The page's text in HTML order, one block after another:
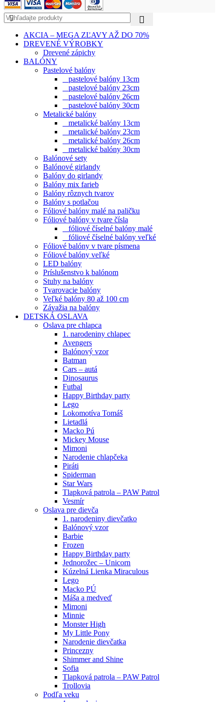
AKCIA – MEGA ZĽAVY AŽ DO 70%
DREVENÉ VÝROBKY
Drevené zápichy
BALÓNY
Pastelové balóny
pastelové balóny 13cm
pastelové balóny 23cm
pastelové balóny 26cm
pastelové balóny 30cm
Metalické balóny
metalické balóny 13cm
metalické balóny 23cm
metalické balóny 26cm
metalické balóny 30cm
Balónové sety
Balónové girlandy
Balóny do girlandy
Balóny mix farieb
Balóny rôznych tvarov
Balóny s potlačou
Fóliové balóny malé na paličku
Fóliové balóny v tvare čísla
fóliové číselné balóny malé
fóliové číselné balóny veľké
Fóliové balóny v tvare písmena
Fóliové balóny veľké
LED balóny
Príslušenstvo k balónom
Stuhy na balóny
Tvarovacie balóny
Veľké balóny 80 až 100 cm
Závažia na balóny
DETSKÁ OSLAVA
Oslava pre chlapca
1. narodeniny chlapec
Avengers
Balónový vzor
Batman
Cars – autá
Dinosaurus
Futbal
Happy Birthday party
Lego
Lokomotíva Tomáš
Lietadlá
Macko Pú
Mickey Mouse
Mimoni
Narodenie chlapčeka
Piráti
Spiderman
Star Wars
Tlapková patrola – PAW Patrol
Vesmír
Oslava pre dievča
1. narodeniny dievčatko
Balónový vzor
Barbie
Frozen
Happy Birthday party
Jednorožec – Unicorn
Kúzelná Lienka Miraculous
Lego
Macko PÚ
Máša a medveď
Mimoni
Minnie
Monster High
My Little Pony
Narodenie dievčatka
Princezny
Shimmer and Shine
Sofia
Tlapková patrola – PAW Patrol
Trollovia
Podľa veku